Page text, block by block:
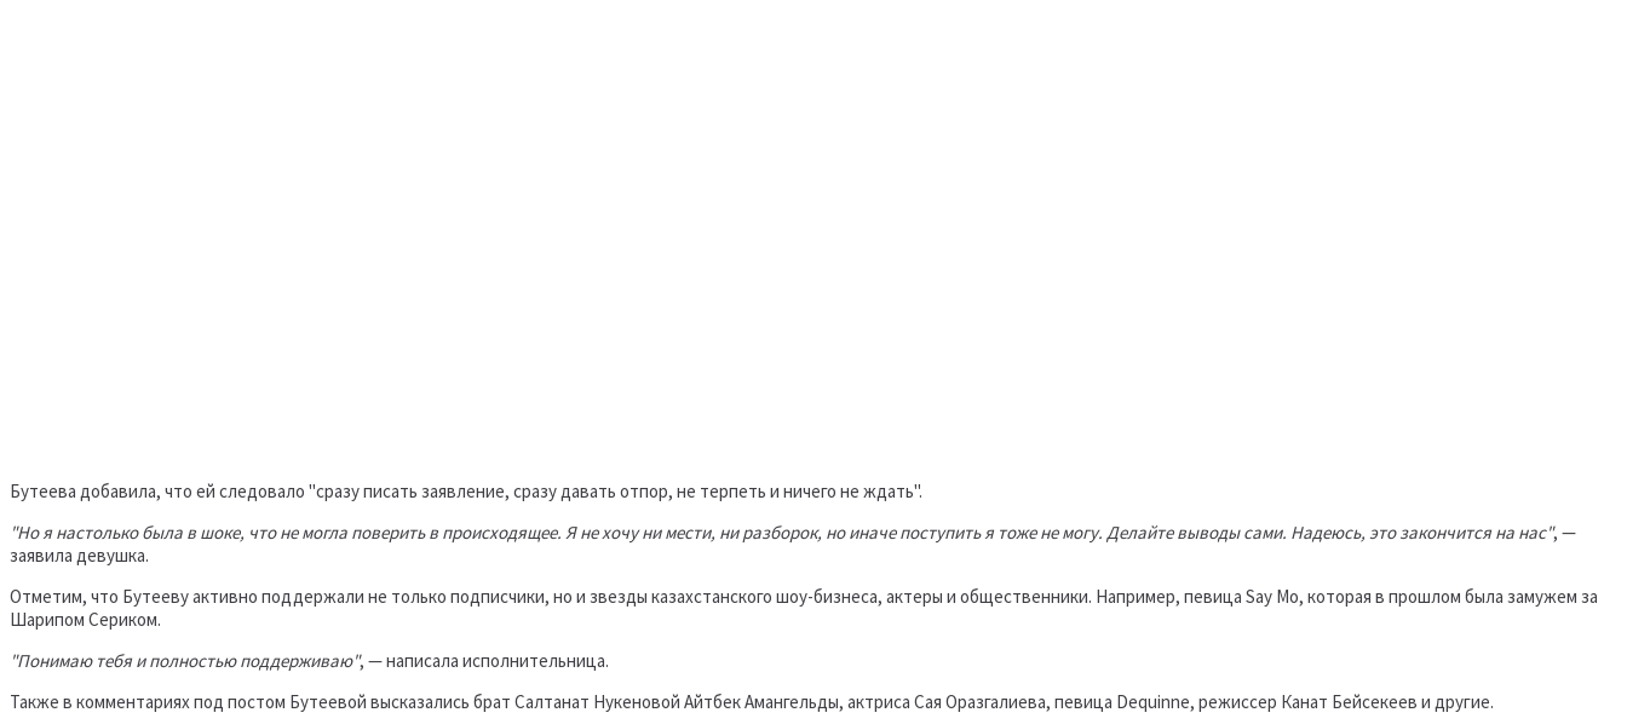
Бутеева добавила, что ей следовало "сразу писать заявление, сразу давать отпор, не терпеть и ничего не ждать".
"Но я настолько была в шоке, что не могла поверить в происходящее. Я не хочу ни мести, ни разборок, но иначе поступить я тоже не могу. Делайте выводы сами. Надеюсь, это закончится на нас", —
заявила девушка.
Отметим, что Бутееву активно поддержали не только подписчики, но и звезды казахстанского шоу-бизнеса, актеры и общественники. Например, певица Say Mo, которая в прошлом была замужем за
Шарипом Сериком.
"Понимаю тебя и полностью поддерживаю", — написала исполнительница.
Также в комментариях под постом Бутеевой высказались брат Салтанат Нукеновой Айтбек Амангельды, актриса Сая Оразгалиева, певица Dequinne, режиссер Канат Бейсекеев и другие.